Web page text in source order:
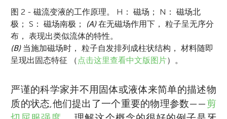
图 2 - 磁流变液的工作原理。 H： 磁场； N： 磁场北
极； S： 磁场南极； (A)在无磁场作用下， 粒子呈无序分
布， 表现出类似流体的特性。
(B)当施加磁场时， 粒子自发排列成柱状结构， 材料随即
呈现出固态特征 （ 点击这里查看中文版图片）。
严谨的科学家并不用固体或液体来简单的描述物
质的状态,他们提出了一个重要的物理参数——剪